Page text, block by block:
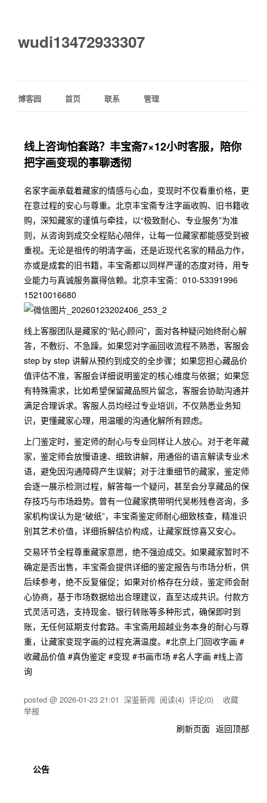
wudi13472933307
博客园 首页 联系 管理
线上咨询怕套路？丰宝斋7×12小时客服，陪你
把字画变现的事聊透彻
名家字画承载着藏家的情感与心血，变现时不仅看重价格，更
在意过程的安心与尊重。北京丰宝斋专注字画收购、旧书籍收
购，深知藏家的谨慎与牵挂，以“极致耐心、专业服务”为准
则，从咨询到成交全程贴心陪伴，让每一位藏家都能感受到被
重视。无论是祖传的明清字画，还是近现代名家的精品力作，
亦或是成套的旧书籍，丰宝斋都以同样严谨的态度对待，用专
业能力与真诚服务赢得信赖。北京丰宝斋：010-53391996
15210016680
线上客服团队是藏家的“贴心顾问”，面对各种疑问始终耐心解
答，不敷衍、不急躁。如果您对字画回收流程不熟悉，客服会
step by step 讲解从预约到成交的全步骤；如果您担心藏品价
值评估不准，客服会详细说明鉴定的核心维度与依据；如果您
有特殊需求，比如希望保留藏品照片留念，客服会协助沟通并
满足合理诉求。客服人员均经过专业培训，不仅熟悉业务知
识，更懂藏家心理，用温暖的沟通化解所有顾虑。
上门鉴定时，鉴定师的耐心与专业同样让人放心。对于老年藏
家，鉴定师会放慢语速、细致讲解，用通俗的语言解读专业术
语，避免因沟通障碍产生误解；对于注重细节的藏家，鉴定师
会逐一展示检测过程，解答每一个疑问，甚至会分享藏品的保
存技巧与市场趋势。曾有一位藏家携带明代吴彬残卷咨询，多
家机构误认为是“破纸”，丰宝斋鉴定师耐心细致核查，精准识
别其艺术价值，详细拆解估价构成，让藏家既惊喜又安心。
交易环节全程尊重藏家意愿，绝不强迫成交。如果藏家暂时不
确定是否出售，丰宝斋会提供详细的鉴定报告与市场分析，供
后续参考，绝不反复催促；如果对价格存在分歧，鉴定师会耐
心协商，基于市场数据给出合理建议，直至达成共识。付款方
式灵活可选，支持现金、银行转账等多种形式，确保即时到
账，无任何延期支付套路。丰宝斋用超越业务本身的耐心与尊
重，让藏家变现字画的过程充满温度。#北京上门回收字画 #
收藏品价值 #真伪鉴定 #变现 #书画市场 #名人字画 #线上咨
询
posted @ 2026-01-23 21:01 深鉴新闻 阅读(4) 评论(0) 收藏
举报
刷新页面 返回顶部
公告